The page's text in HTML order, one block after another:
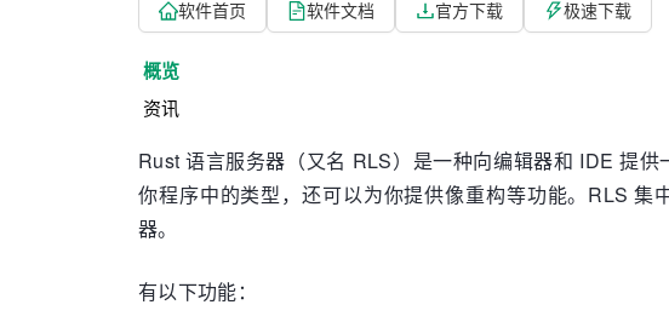
软件首页 软件文档 官方下载 极速下载
概览
资讯
Rust 语言服务器（又名 RLS）是一种向编辑器和 IDE 提
你程序中的类型，还可以为你提供像重构等功能。RLS 集
器。
有以下功能：